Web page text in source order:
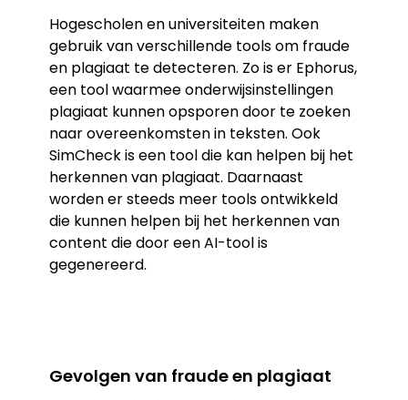
Hogescholen en universiteiten maken
gebruik van verschillende tools om fraude
en plagiaat te detecteren. Zo is er Ephorus,
een tool waarmee onderwijsinstellingen
plagiaat kunnen opsporen door te zoeken
naar overeenkomsten in teksten. Ook
SimCheck is een tool die kan helpen bij het
herkennen van plagiaat. Daarnaast
worden er steeds meer tools ontwikkeld
die kunnen helpen bij het herkennen van
content die door een AI-tool is
gegenereerd.
Gevolgen van fraude en plagiaat